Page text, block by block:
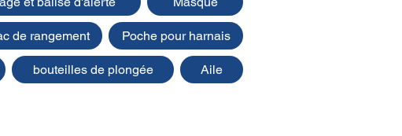
de rangement Poche pour harnais
bouteilles de plongée Aile